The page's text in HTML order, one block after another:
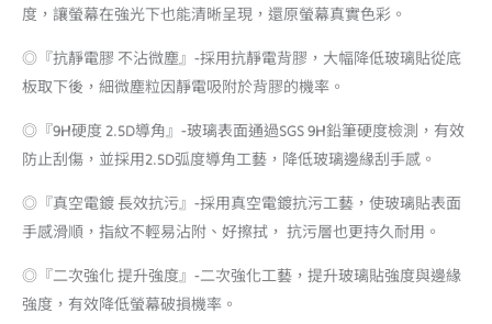
度，讓螢幕在強光下也能清晰呈現，還原螢幕真實色彩。
◎『抗靜電膠 不沾微塵』-採用抗靜電背膠，大幅降低玻璃貼從底
板取下後，細微塵粒因靜電吸附於背膠的機率。
◎『9H硬度 2.5D導角』-玻璃表面通過SGS 9H鉛筆硬度檢測，有效
防止刮傷，並採用2.5D弧度導角工藝，降低玻璃邊緣刮手感。
◎『真空電鍍 長效抗污』-採用真空電鍍抗污工藝，使玻璃貼表面
手感滑順，指紋不輕易沾附、好擦拭， 抗污層也更持久耐用。
◎『二次強化 提升強度』-二次強化工藝，提升玻璃貼強度與邊緣
強度，有效降低螢幕破損機率。